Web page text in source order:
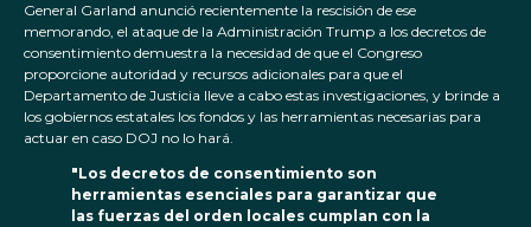
General Garland anunció recientemente la rescisión de ese
memorando, el ataque de la Administración Trump a los decretos de
consentimiento demuestra la necesidad de que el Congreso
proporcione autoridad y recursos adicionales para que el
Departamento de Justicia lleve a cabo estas investigaciones, y brinde a
los gobiernos estatales los fondos y las herramientas necesarias para
actuar en caso DOJ no lo hará.
"Los decretos de consentimiento son
herramientas esenciales para garantizar que
las fuerzas del orden locales cumplan con la